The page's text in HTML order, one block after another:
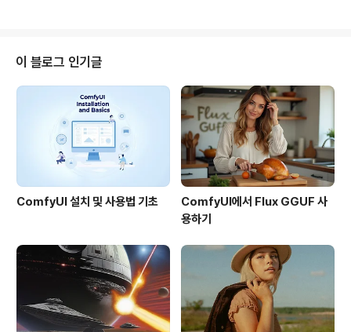
블을 일부분씩 공유하는 방식으로 함께 편집할 수도 있고,
각기 만들어진 여러개의 테이블을 공통키를 사용해 하나로
뭉치는 등의 고급 기능을 사용할 수 있는 웹버전 고급 스프
레이드시트 혹은 간단한 데이터베이스라고 할 수 있습니
다. 구글 퓨전 테이블에도 일부 지도를 활용할 수 있는 방법
은 있었습니다. ..
이 블로그 인기글
ComfyUI 설치 및 사용법 기초
ComfyUI에서 Flux GGUF 사
용하기